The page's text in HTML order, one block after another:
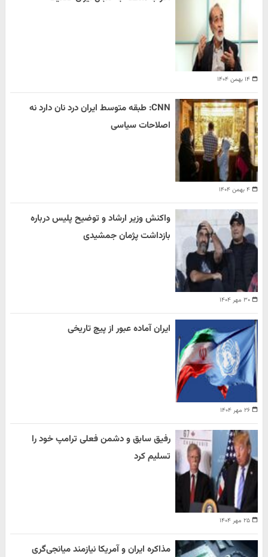
۱۴ بهمن ۱۴۰۴
۴ بهمن ۱۴۰۴
CNN: طبقه متوسط ایران درد نان دارد نه
اصلاحات سیاسی
۳۰ مهر ۱۴۰۴
واکنش وزیر ارشاد و توضیح پلیس درباره
بازداشت پژمان جمشیدی
۲۶ مهر ۱۴۰۴
ایران آماده عبور از پیچ تاریخی
۲۵ مهر ۱۴۰۴
رفیق سابق و دشمن فعلی ترامپ خود را
تسلیم کرد
مذاکره ایران و آمریکا نیازمند میانجی‌گری